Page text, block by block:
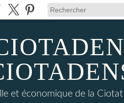
et économique de la Ciotat